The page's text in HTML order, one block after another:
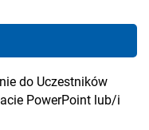
do Uczestników
PowerPoint lub/i